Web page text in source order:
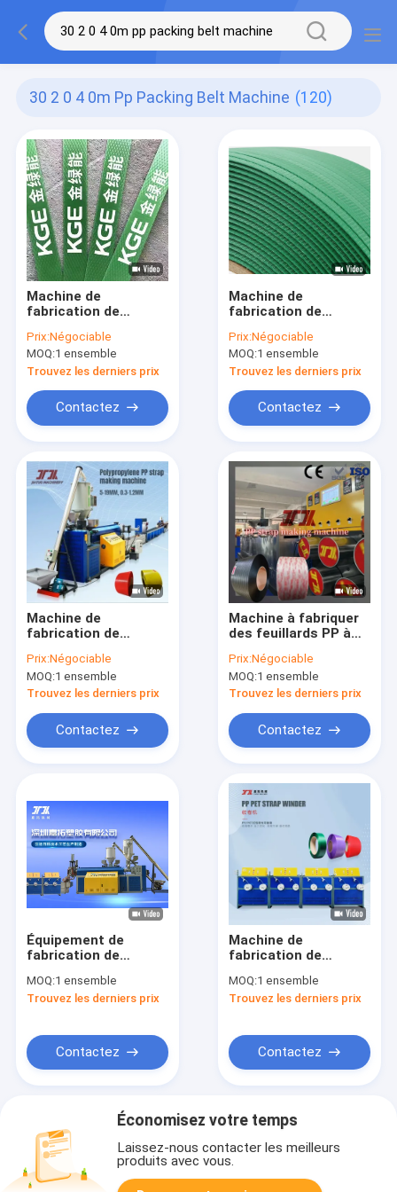
30 2 0 4 0m Pp Packing Belt Machine (120)
Machine de
fabrication de
en PET à grande
vitesse avec
conception
personnalisée
6000KG/24H
Prix:Négociable
MOQ:1 ensemble
Trouvez les derniers prix
Contactez
Machine de
fabrication de
conditionnement
haute performance
contrôlée par PLC
Maximiser la
production
Prix:Négociable
MOQ:1 ensemble
Trouvez les derniers prix
Contactez
Machine de
fabrication de
lignes 5-19MM pour
matériaux 100%
recyclés
Prix:Négociable
MOQ:1 ensemble
Trouvez les derniers prix
Contactez
Machine à fabriquer
des feuillards PP à
courroies, 300-380
kg/h, ligne
d'extrusion de
Prix:Négociable
MOQ:1 ensemble
Trouvez les derniers prix
Contactez
Équipement de
fabrication de
d'emballage en acier
en PET en plastique
automatique PLC
MOQ:1 ensemble
Trouvez les derniers prix
Contactez
Machine de
fabrication de
haute performance
pour une production
MOQ:1 ensemble
Trouvez les derniers prix
Contactez
Économisez votre temps
Laissez-nous contacter les meilleurs
produits avec vous.